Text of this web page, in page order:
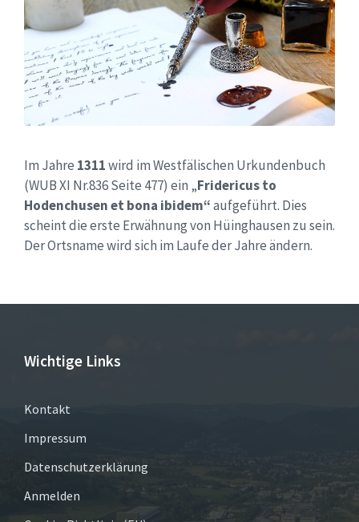
Im Jahre 1311wird im Westfälischen Urkundenbuch
(WUB XI Nr.836 Seite 477) ein „Fridericus to
Hodenchusen et bona ibidem“aufgeführt. Dies
scheint die erste Erwähnung von Hüinghausen zu sein.
Der Ortsname wird sich im Laufe der Jahre ändern.
Wichtige Links
Kontakt
Impressum
Datenschutzerklärung
Anmelden